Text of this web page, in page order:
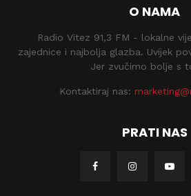
O NAMA
Radio Vitez 91,3 FM - lokalne
zajednice i najbolja glazba. Uvijek
Jer zvučimo bolje s
Kontaktiraj nas:
PRATI NAS